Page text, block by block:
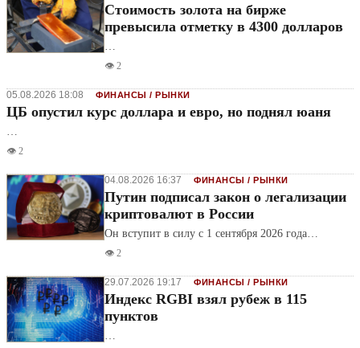
Стоимость золота на бирже
превысила отметку в 4300 долларов
👁️ 2
05.08.2026 18:08 ФИНАНСЫ / РЫНКИ
ЦБ опустил курс доллара и евро, но поднял юаня
👁️ 2
04.08.2026 16:37 ФИНАНСЫ / РЫНКИ
Путин подписал закон о легализации
криптовалют в России
Он вступит в силу с 1 сентября 2026 года…
👁️ 2
29.07.2026 19:17 ФИНАНСЫ / РЫНКИ
Индекс RGBI взял рубеж в 115
пунктов